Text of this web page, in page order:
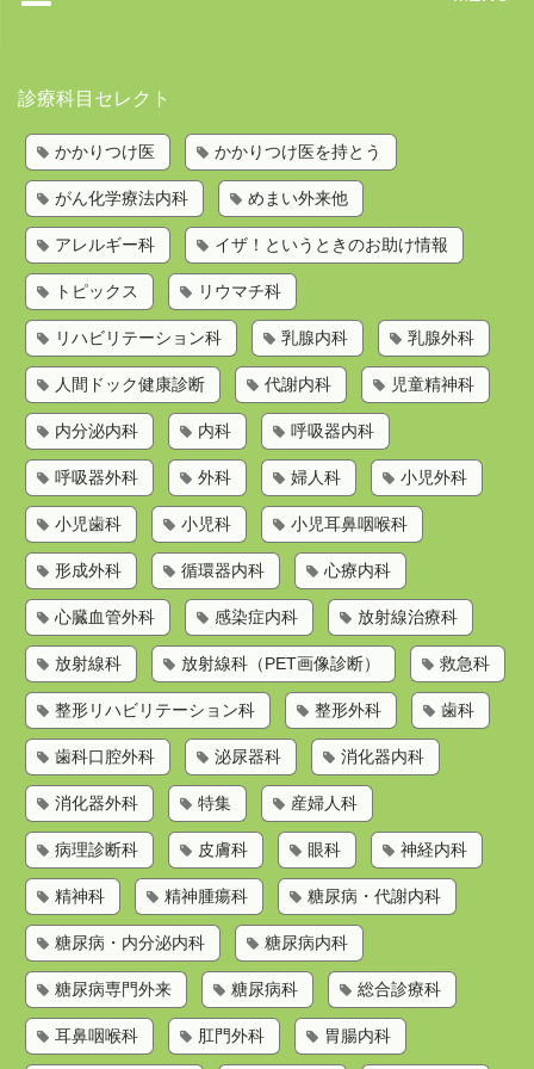
かかりつけ医を持とう
歯科検索
診療科目から探す
お問い合わせ
運営会社
診療科目セレクト
かかりつけ医 かかりつけ医を持とう
がん化学療法内科 めまい外来他
アレルギー科 イザ！というときのお助け情報
トピックス リウマチ科
リハビリテーション科 乳腺内科 乳腺外科
人間ドック健康診断 代謝内科 児童精神科
内分泌内科 内科 呼吸器内科
呼吸器外科 外科 婦人科 小児外科
小児歯科 小児科 小児耳鼻咽喉科
形成外科 循環器内科 心療内科
心臓血管外科 感染症内科 放射線治療科
放射線科 放射線科（PET画像診断） 救急科
整形リハビリテーション科 整形外科 歯科
歯科口腔外科 泌尿器科 消化器内科
消化器外科 特集 産婦人科
病理診断科 皮膚科 眼科 神経内科
精神科 精神腫瘍科 糖尿病・代謝内科
糖尿病・内分泌内科 糖尿病内科
糖尿病専門外来 糖尿病科 総合診療科
耳鼻咽喉科 肛門外科 胃腸内科